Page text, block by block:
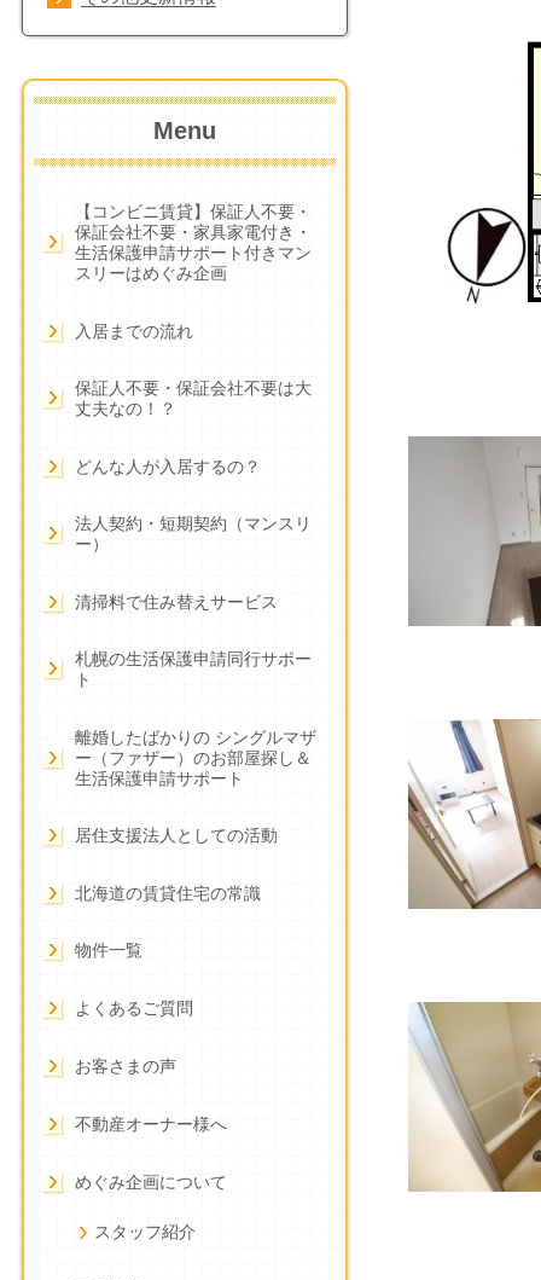
Menu
【コンビニ賃貸】保証人不要・
保証会社不要・家具家電付き・
生活保護申請サポート付きマン
スリーはめぐみ企画
入居までの流れ
保証人不要・保証会社不要は大
丈夫なの！？
どんな人が入居するの？
法人契約・短期契約（マンスリ
ー）
清掃料で住み替えサービス
札幌の生活保護申請同行サポー
ト
離婚したばかりの シングルマザ
ー（ファザー）のお部屋探し＆
生活保護申請サポート
居住支援法人としての活動
北海道の賃貸住宅の常識
物件一覧
よくあるご質問
お客さまの声
不動産オーナー様へ
めぐみ企画について
スタッフ紹介